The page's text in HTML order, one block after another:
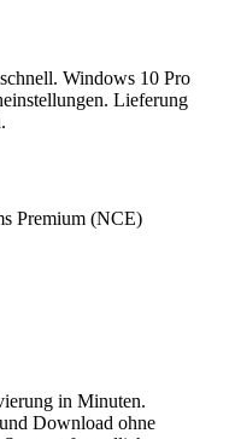
Windows 10 Pro
Lieferung
Premium (NCE)
in Minuten.
Download ohne